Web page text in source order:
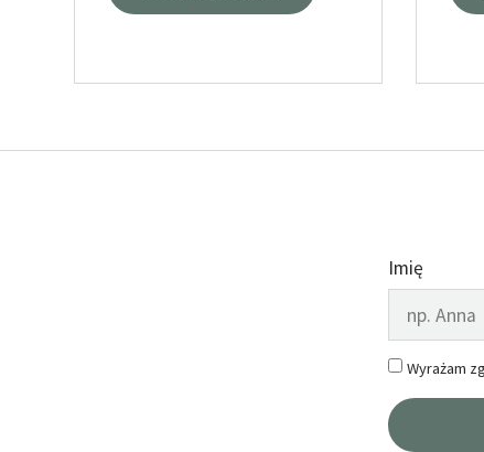
Imię
Wyrażam